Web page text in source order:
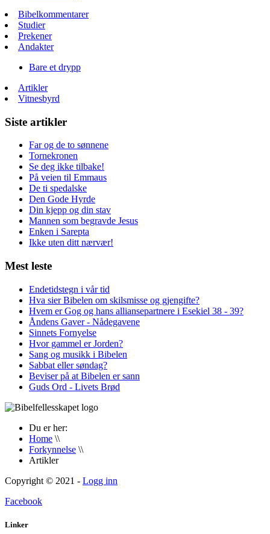
Bibelkommentarer
Studier
Prekener
Andakter
Bare et drypp
Artikler
Vitnesbyrd
Siste artikler
Far og de to sønnene
Tornekronen
Se deg ikke tilbake!
På veien til Emmaus
De ti spedalske
Den Gode Hyrde
Din kjepp og din stav
Mannen som begravde Jesus
Enken i Sarepta
Ikke uten ditt nærvær!
Mest leste
Endetidstegn i vår tid
Hva sier Bibelen om skilsmisse og gjengifte?
Hvem er Gog og hans alliansepartnere i Esekiel 38 - 39?
Åndens Gaver - Nådegavene
Sinnets Fornyelse
Hvor gammel er Jorden?
Sang og musikk i Bibelen
Sabbat eller søndag?
Beviser på at Bibelen er sann
Guds Ord - Livets Brød
Du er her:
Home \\
Forkynnelse \\
Artikler
Copyright © 2021 - Logg inn
Facebook
Linker